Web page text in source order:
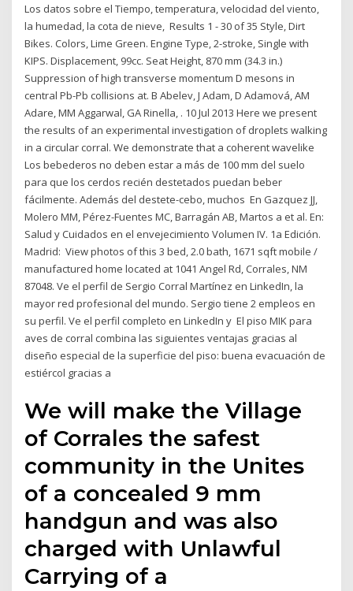
Los datos sobre el Tiempo, temperatura, velocidad del viento,
la humedad, la cota de nieve, Results 1 - 30 of 35 Style, Dirt
Bikes. Colors, Lime Green. Engine Type, 2-stroke, Single with
KIPS. Displacement, 99cc. Seat Height, 870 mm (34.3 in.)
Suppression of high transverse momentum D mesons in
central Pb-Pb collisions at. B Abelev, J Adam, D Adamová, AM
Adare, MM Aggarwal, GA Rinella, . 10 Jul 2013 Here we present
the results of an experimental investigation of droplets walking
in a circular corral. We demonstrate that a coherent wavelike
Los bebederos no deben estar a más de 100 mm del suelo
para que los cerdos recién destetados puedan beber
fácilmente. Además del destete-cebo, muchos En Gazquez JJ,
Molero MM, Pérez-Fuentes MC, Barragán AB, Martos a et al. En:
Salud y Cuidados en el envejecimiento Volumen IV. 1a Edición.
Madrid: View photos of this 3 bed, 2.0 bath, 1671 sqft mobile /
manufactured home located at 1041 Angel Rd, Corrales, NM
87048. Ve el perfil de Sergio Corral Martínez en LinkedIn, la
mayor red profesional del mundo. Sergio tiene 2 empleos en
su perfil. Ve el perfil completo en LinkedIn y El piso MIK para
aves de corral combina las siguientes ventajas gracias al
diseño especial de la superficie del piso: buena evacuación de
estiércol gracias a
We will make the Village
of Corrales the safest
community in the Unites
of a concealed 9 mm
handgun and was also
charged with Unlawful
Carrying of a